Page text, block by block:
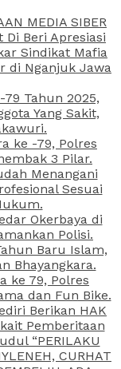
MEDIA SIBER
Beri Apresiasi
Sindikat Mafia
di Nganjuk Jawa
Tahun 2025,
Yang Sakit,
ke -79, Polres
3 Pilar.
Menangani
Sesuai
Okerbaya di
Polisi.
Baru Islam,
Bhayangkara.
ke 79, Polres
dan Fun Bike.
Berikan HAK
Pemberitaan
“PERILAKU
CURHAT